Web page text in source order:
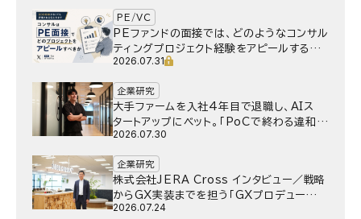
PE/VC
PEファンドの面接では、どのようなコンサル
ティングプロジェクト経験をアピールするべ
きか
2026.07.31
企業研究
大手ファームを入社4年目で退職し、AIス
タートアップにベット。｢PoCで終わる違和
感｣はどうなったのか／Gen-AX株式会社
2026.07.30
企業研究
株式会社JERA Cross インタビュー／戦略
からGX実装までを担う「GXプロデュー
サー」というキャリア
2026.07.24